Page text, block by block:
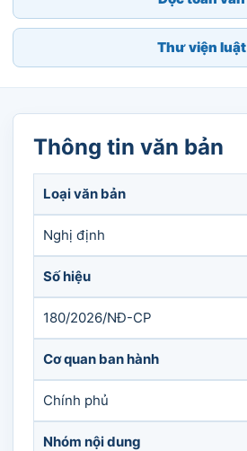
Thư viện luật
Thông tin văn bản
Loại văn bản
Nghị định
Số hiệu
180/2026/NĐ-CP
Cơ quan ban hành
Chính phủ
Nhóm nội dung